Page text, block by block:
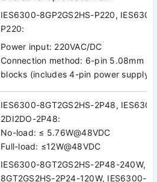
IES6300-8GP2GS2HS-P220,
P220:
Power input: 220VAC/DC
Connection method: 6-pin 5.08mm
blocks (includes 4-pin power supply)
IES6300-8GT2GS2HS-2P48,
2DI2DO-2P48:
No-load: ≤ 5.76W@48VDC
Full-load: ≤12W@48VDC
IES6300-8GT2GS2HS-2P48-240W,
8GT2GS2HS-2P24-120W, IES6300-